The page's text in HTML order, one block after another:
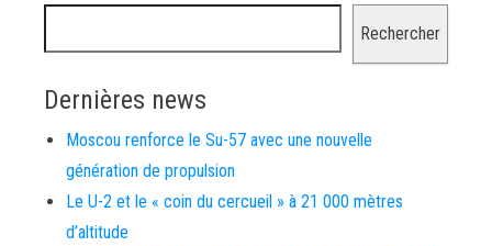
Rechercher
Dernières news
Moscou renforce le Su-57 avec une nouvelle
génération de propulsion
Le U-2 et le « coin du cercueil » à 21 000 mètres
d’altitude